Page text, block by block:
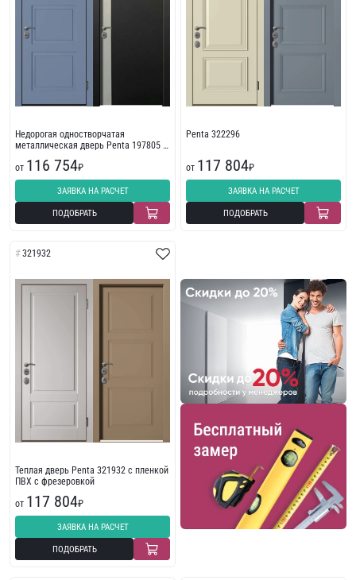
Недорогая одностворчатая
металлическая дверь Penta 197805 в
от 116 754₽
ЗАЯВКА НА РАСЧЕТ
ПОДОБРАТЬ
Penta 322296
от 117 804₽
ЗАЯВКА НА РАСЧЕТ
ПОДОБРАТЬ
321932
Теплая дверь Penta 321932 с пленкой
ПВХ с фрезеровкой
от 117 804₽
ЗАЯВКА НА РАСЧЕТ
ПОДОБРАТЬ